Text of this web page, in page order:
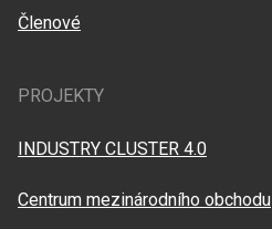
Členové
PROJEKTY
INDUSTRY CLUSTER 4.0
Centrum mezinárodního obchodu